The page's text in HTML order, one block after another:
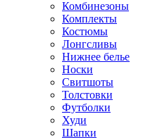
Комбинезоны
Комплекты
Костюмы
Лонгсливы
Нижнее белье
Носки
Свитшоты
Толстовки
Футболки
Худи
Шапки